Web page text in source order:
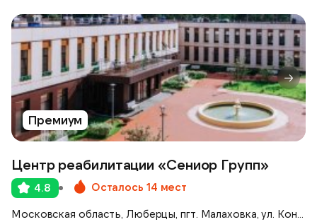
Премиум
Центр реабилитации «Сениор Групп»
4.8 Осталось 14 мест